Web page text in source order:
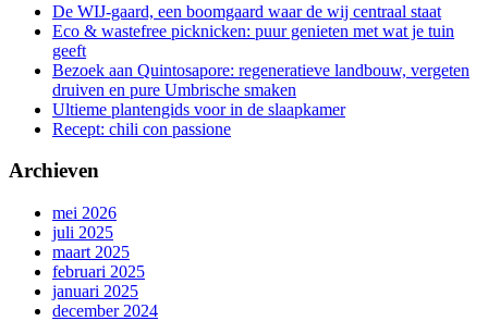
De WIJ-gaard, een boomgaard waar de wij centraal staat
Eco & wastefree picknicken: puur genieten met wat je tuin
geeft
Bezoek aan Quintosapore: regeneratieve landbouw, vergeten
druiven en pure Umbrische smaken
Ultieme plantengids voor in de slaapkamer
Recept: chili con passione
Archieven
mei 2026
juli 2025
maart 2025
februari 2025
januari 2025
december 2024